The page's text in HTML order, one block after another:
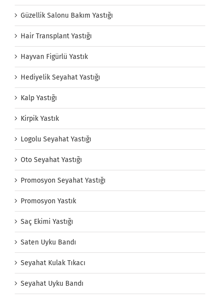
Güzellik Salonu Bakım Yastığı
Hair Transplant Yastığı
Hayvan Figürlü Yastık
Hediyelik Seyahat Yastığı
Kalp Yastığı
Kirpik Yastık
Logolu Seyahat Yastığı
Oto Seyahat Yastığı
Promosyon Seyahat Yastığı
Promosyon Yastık
Saç Ekimi Yastığı
Saten Uyku Bandı
Seyahat Kulak Tıkacı
Seyahat Uyku Bandı